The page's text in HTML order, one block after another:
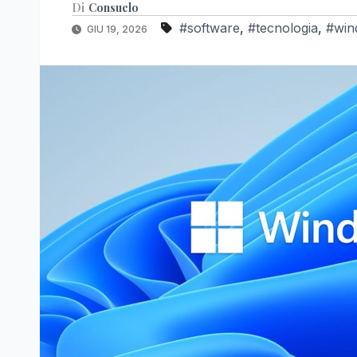
Di Consuelo
GIU 19, 2026 #software, #tecnologia,